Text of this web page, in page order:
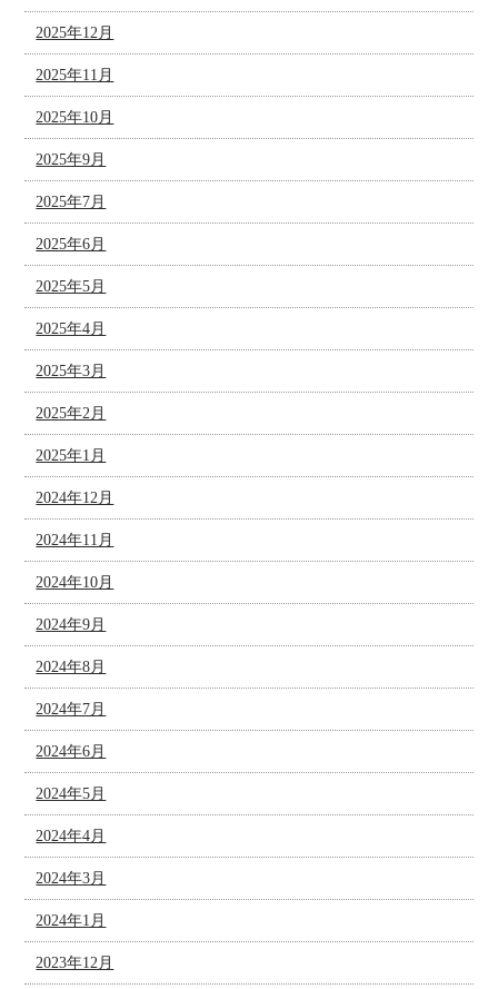
2025年12月
2025年11月
2025年10月
2025年9月
2025年7月
2025年6月
2025年5月
2025年4月
2025年3月
2025年2月
2025年1月
2024年12月
2024年11月
2024年10月
2024年9月
2024年8月
2024年7月
2024年6月
2024年5月
2024年4月
2024年3月
2024年1月
2023年12月